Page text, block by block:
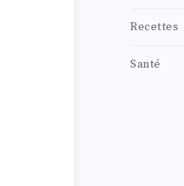
Recettes
Santé